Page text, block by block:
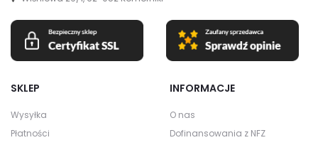
SKLEP
Wysyłka
Płatności
INFORMACJE
O nas
Dofinansowania z NFZ